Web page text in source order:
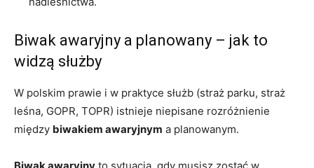
Biwak awaryjny a planowany – jak to
widzą służby
W polskim prawie i w praktyce służb (straż parku, straż
leśna, GOPR, TOPR) istnieje niepisane rozróżnienie
między biwakiem awaryjnym a planowanym.